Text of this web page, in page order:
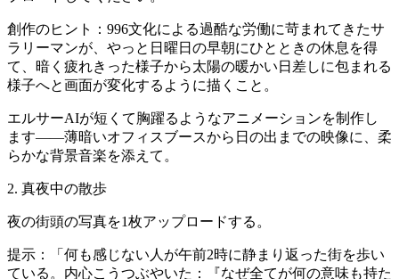
創作のヒント：996文化による過酷な労働に苛まれてきたサ
ラリーマンが、やっと日曜日の早朝にひとときの休息を得
て、暗く疲れきった様子から太陽の暖かい日差しに包まれる
様子へと画面が変化するように描くこと。
エルサーAIが短くて胸躍るようなアニメーションを制作し
ます——薄暗いオフィスブースから日の出までの映像に、柔
らかな背景音楽を添えて。
2. 真夜中の散歩
夜の街頭の写真を1枚アップロードする。
提示：「何も感じない人が午前2時に静まり返った街を歩い
ている。内心こうつぶやいた：『なぜ全てが何の意味も持た